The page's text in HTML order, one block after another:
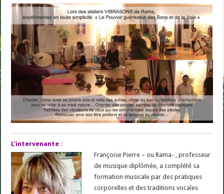
L’intervenante :
Françoise Pierre – ou Rama- , professeur
de musique diplômée, a complété sa
formation musicale par des pratiques
corporelles et des traditions vocales